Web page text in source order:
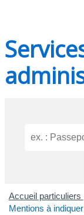
Accueil particuliers
Mentions à